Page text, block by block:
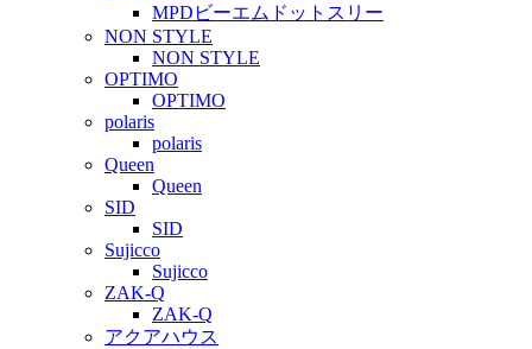
MPDビーエムドットスリー
NON STYLE
NON STYLE
OPTIMO
OPTIMO
polaris
polaris
Queen
Queen
SID
SID
Sujicco
Sujicco
ZAK-Q
ZAK-Q
アクアハウス